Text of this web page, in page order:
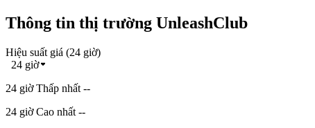
Thông tin thị trường UnleashClub
Hiệu suất giá (24 giờ)
24 giờ
24 giờ Thấp nhất --
24 giờ Cao nhất --